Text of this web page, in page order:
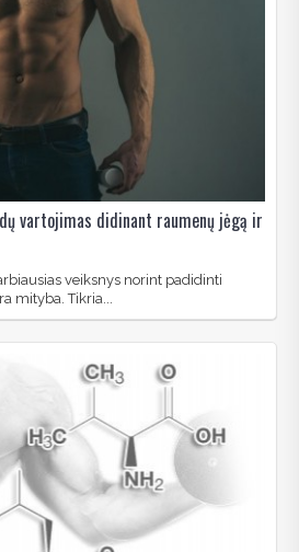
vartojimas didinant raumenų jėgą ir
veiksnys norint padidinti
mityba. Tikria...